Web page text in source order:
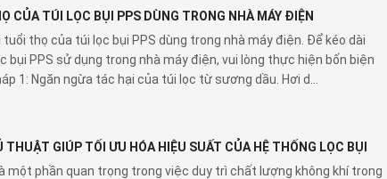
CỦA TÚI LỌC BỤI PPS DÙNG TRONG NHÀ MÁY ĐIỆN
tuổi thọ của túi lọc bụi PPS dùng trong nhà máy điện. Để kéo dài
bụi PPS sử dụng trong nhà máy điện, vui lòng thực hiện bốn biện
1: Ngăn ngừa tác hại của túi lọc từ sương dầu. Hơi d...
THUẬT GIÚP TỐI ƯU HÓA HIỆU SUẤT CỦA HỆ THỐNG LỌC BỤI
một phần quan trọng trong việc duy trì chất lượng không khí trong